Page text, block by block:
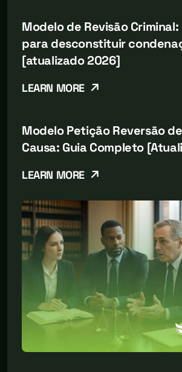
Modelo de Revisão
para desconstituir
[atualizado 2026]
LEARN MORE
Modelo Petição Reversão
Causa: Guia Completo
LEARN MORE